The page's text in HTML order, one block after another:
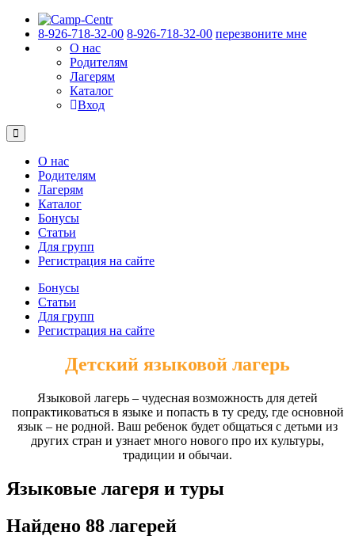
8-926-718-32-00 8-926-718-32-00 перезвоните мне
О нас
Родителям
Лагерям
Каталог
Вход
О нас
Родителям
Лагерям
Каталог
Бонусы
Статьи
Для групп
Регистрация на сайте
Бонусы
Статьи
Для групп
Регистрация на сайте
Детский языковой лагерь
Языковой лагерь – чудесная возможность для детей
попрактиковаться в языке и попасть в ту среду, где основной
язык – не родной. Ваш ребенок будет общаться с детьми из
других стран и узнает много нового про их культуры,
традиции и обычаи.
Языковые лагеря и туры
Найдено 88 лагерей